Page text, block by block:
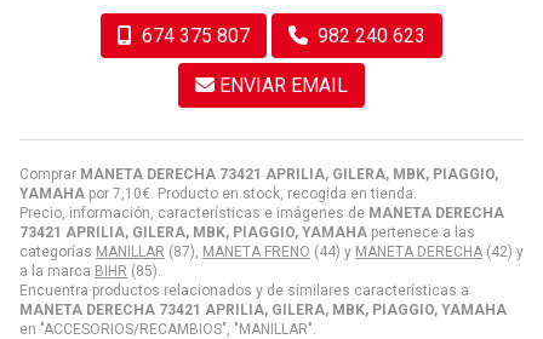
Comprar MANETA DERECHA 73421 APRILIA, GILERA, MBK, PIAGGIO,
YAMAHA por 7,10€ . Producto en stock, recogida en tienda.
Precio, información, características e imágenes de MANETA DERECHA
73421 APRILIA, GILERA, MBK, PIAGGIO, YAMAHA pertenece a las
categorías MANILLAR (87), MANETA FRENO (44) y MANETA DERECHA (42) y
a la marca BIHR (85).
Encuentra productos relacionados y de similares características a
MANETA DERECHA 73421 APRILIA, GILERA, MBK, PIAGGIO, YAMAHA
en "ACCESORIOS/RECAMBIOS", "MANILLAR".
674 375 807 982 240 623
ENVIAR EMAIL